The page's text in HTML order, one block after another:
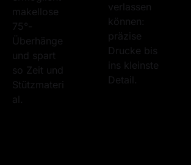
makellose
75°-
Überhänge
und spart
so Zeit und
Stützmateri
al.
verlassen
können:
präzise
Drucke bis
ins kleinste
Detail.